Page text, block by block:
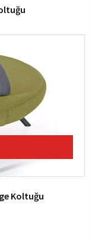
Koltuğu